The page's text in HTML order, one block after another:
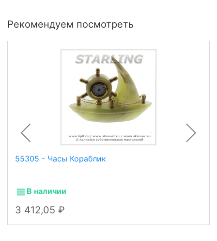
Рекомендуем посмотреть
55305 - Часы Кораблик
В наличии
3 412,05